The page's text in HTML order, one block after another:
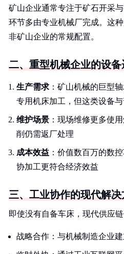
矿山企业通常专注于矿石开采
环节多由专业机械厂完成。这
非矿山企业的常规配置。
二、重型机械企业的设备
生产需求 ：矿山机械的巨型
专用机床加工，但这类设备
维护场景 ：现场维修更多使
削仍需返厂处理
成本效益 ：价值数百万的数
协加工更符合经济效益
三、工业协作的现代解决
即使没有自备车床，现代供应
战略合作：与机械制造企业